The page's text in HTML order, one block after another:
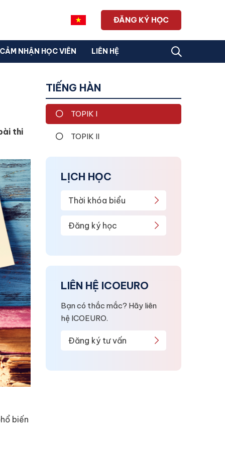
ĐĂNG KÝ HỌC
CẢM NHẬN HỌC VIÊN LIÊN HỆ
thi
biến
TIẾNG HÀN
TOPIK I
TOPIK II
LỊCH HỌC
Thời khóa biểu
Đăng ký học
LIÊN HỆ ICOEURO
Bạn có thắc mắc? Hãy liên
hệ ICOEURO.
Đăng ký tư vấn